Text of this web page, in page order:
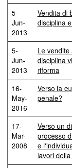
5-
Jun-
2013
Vendita di
disciplina
5-
Jun-
2013
Le
disciplina
riforma
16-
May-
2016
Verso la
penale?
17-
Mar-
2008
Verso un
processo
e
lavori